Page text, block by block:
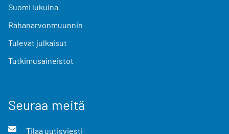
Suomi lukuina
Rahanarvonmuunnin
Tulevat julkaisut
Tutkimusaineistot
Seuraa meitä
Tilaa uutisviesti